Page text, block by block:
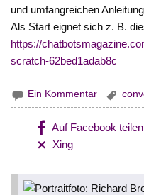
und umfangreichen
Als Start eignet sich z. B.
https://
scratch-62bed1adab8c
Ein Kommentar
Auf Facebook teilen
Xing